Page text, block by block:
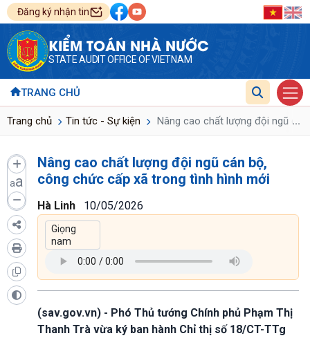
Đăng ký nhận tin
KIỂM TOÁN NHÀ NƯỚC
STATE AUDIT OFFICE OF VIETNAM
TRANG CHỦ
Trang chủ Tin tức - Sự kiện Nâng cao chất lượng đội ngũ ...
aa
Nâng cao chất lượng đội ngũ cán bộ,
công chức cấp xã trong tình hình mới
Hà Linh 10/05/2026
(sav.gov.vn) - Phó Thủ tướng Chính phủ Phạm Thị
Thanh Trà vừa ký ban hành Chỉ thị số 18/CT-TTg